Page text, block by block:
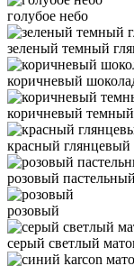
голубое небо
зеленый темный
коричневый
коричневый
красный глянцевый
розовый
розовый
серый светлый